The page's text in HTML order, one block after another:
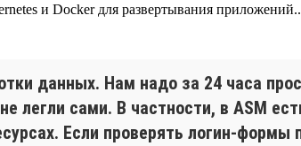
и Docker для развертывания
данных. Нам надо за 24 часа
легли сами. В частности, в ASM
Если проверять логин-формы